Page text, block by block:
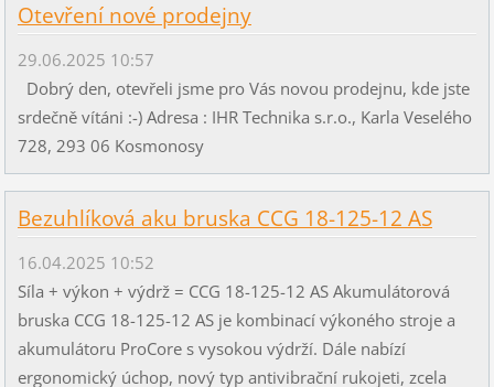
Otevření nové prodejny
29.06.2025 10:57
Dobrý den, otevřeli jsme pro Vás novou prodejnu, kde jste
srdečně vítáni :-) Adresa : IHR Technika s.r.o., Karla Veselého
728, 293 06 Kosmonosy
Bezuhlíková aku bruska CCG 18-125-12 AS
16.04.2025 10:52
Síla + výkon + výdrž = CCG 18-125-12 AS Akumulátorová
bruska CCG 18-125-12 AS je kombinací výkoného stroje a
akumulátoru ProCore s vysokou výdrží. Dále nabízí
ergonomický úchop, nový typ antivibrační rukojeti, zcela